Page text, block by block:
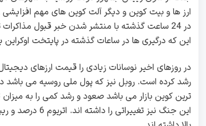
ارز ها و بیت کوین و دیگر آلت کوین های مهم
در 24 ساعت گذشته با منتشر شدن خبر قبول
این که درگیری ها در ساعات گذشته در پایتخت
رشد کرده است. روبل نیز که پول ملی روسیه می باشد